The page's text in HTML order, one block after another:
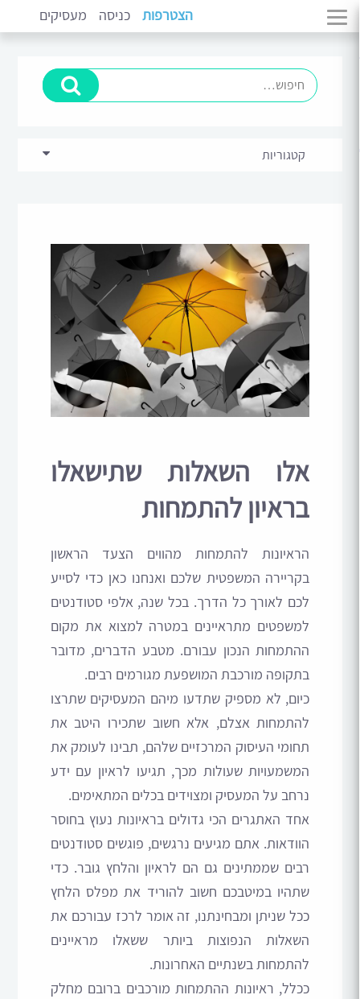
הצטרפות כניסה מעסיקים
אלו השאלות שתישאלו
בראיון להתמחות
הראיונות להתמחות מהווים הצעד הראשון
בקריירה המשפטית שלכם ואנחנו כאן כדי לסייע
לכם לאורך כל הדרך. בכל שנה, אלפי סטודנטים
למשפטים מתראיינים במטרה למצוא את מקום
ההתמחות הנכון עבורם. מטבע הדברים, מדובר
בתקופה מורכבת המושפעת מגורמים רבים.
כיום, לא מספיק שתדעו מיהם המעסיקים שתרצו
להתמחות אצלם, אלא חשוב שתכירו היטב את
תחומי העיסוק המרכזיים שלהם, תבינו לעומק את
המשמעויות שעולות מכך, תגיעו לראיון עם ידע
נרחב על המעסיק ומצוידים בכלים המתאימים.
אחד האתגרים הכי גדולים בראיונות נעוץ בחוסר
הוודאות. אתם מגיעים נרגשים, פוגשים סטודנטים
רבים שממתינים גם הם לראיון והלחץ גובר. כדי
שתהיו במיטבכם חשוב להוריד את מפלס הלחץ
ככל שניתן ומבחינתנו, זה אומר לרכז עבורכם את
השאלות הנפוצות ביותר ששאלו מראיינים
להתמחות בשנתיים האחרונות.
ככלל, ראיונות ההתמחות מורכבים ברובם מחלק
קטגוריות
סקירות ומגמות שוק(5)
פיתוח קריירה(10)